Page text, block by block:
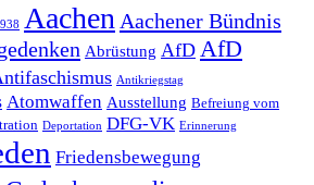
Aachen Aachener Bündnis
Abrüstung AfD AfD
Antikriegstag
Atomwaffen Ausstellung Befreiung vom
Deportation DFG-VK Erinnerung
Friedensbewegung